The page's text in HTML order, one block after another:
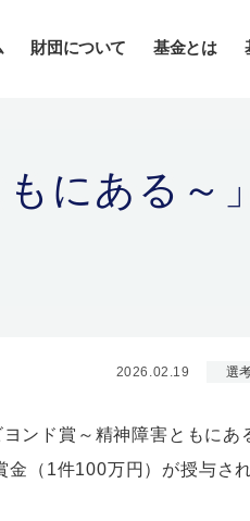
財団について 基金とは
にある～
2026.02.19 選
ンド賞～精神障害ともにあ
（1件100万円）が授与され